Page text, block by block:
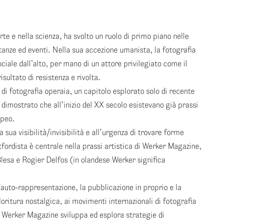
e nella scienza, ha svolto un ruolo di primo piano nelle
ed eventi. Nella sua accezione umanista, la fotografia
dall’alto, per mano di un attore privilegiato come il
di resistenza e rivolta.
fotografia operaia, un capitolo esplorato solo di recente
che all’inizio del XX secolo esistevano già prassi
sua visibilità/invisibilità e all’urgenza di trovare forme
è centrale nella prassi artistica di Werker Magazine,
e Rogier Delfos (in olandese Werker significa
rappresentazione, la pubblicazione in proprio e la
nostalgica, ai movimenti internazionali di fotografia
Magazine sviluppa ed esplora strategie di